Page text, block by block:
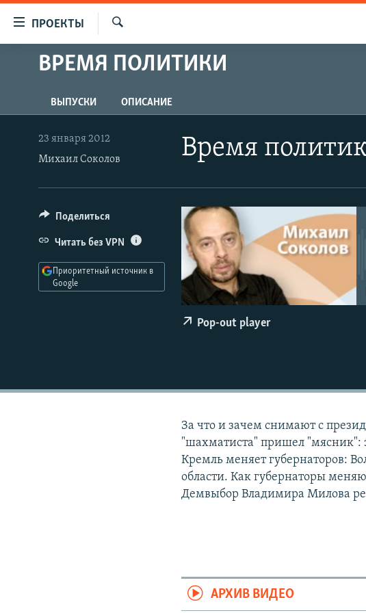
упрощенного
Вернуться
к
основному
содержанию
навигации
Вернутся
ПРОЕКТЫ
ПРОГРАММЫ
АВТОРСКИЕ ПРОЕКТЫ
ЦИТАТЫ СВОБОДЫ
МНЕНИЯ
КУЛЬТУРА
IDEL.РЕАЛИИ
КАВКАЗ.РЕАЛИИ
СЕВЕР.РЕАЛИИ
СИБИРЬ.РЕАЛИИ
ВРЕМЯ ПОЛИТИКИ
ВЫПУСКИ ОПИСАНИЕ
Время
23 января 2012
Михаил Соколов
Pop-out player
Поделиться
Читать без VPN
Приоритетный источник в
Google
За что и зачем снимают с
"шахматиста" пришел "мясник":
Кремль меняет губернаторов:
области. Как губернаторы
Демвыбор Владимира Милова
АРХИВ ВИДЕО